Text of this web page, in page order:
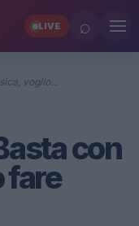
LIVE ⌕
voglio…
con
fare